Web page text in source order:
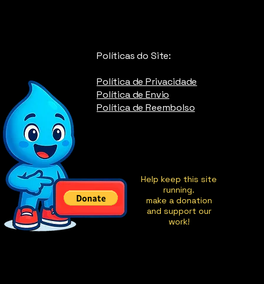
Políticas do Site:
Política de Privacidade
Política de Envio
Política de Reembolso
Help keep this site
running.
make a donation
and support our
work!